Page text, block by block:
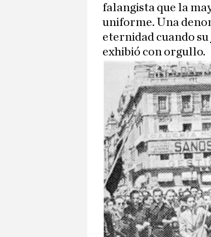
falangista que la
uniforme. Una
eternidad cuando su
exhibió con orgullo.